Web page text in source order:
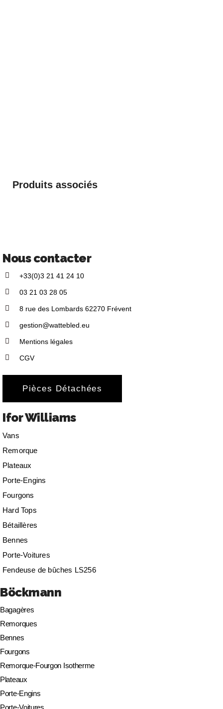
Produits associés
Nous contacter
+33(0)3 21 41 24 10
03 21 03 28 05
8 rue des Lombards 62270 Frévent
gestion@wattebled.eu
Mentions légales
CGV
Pièces Détachées
Ifor Williams
Vans
Remorque
Plateaux
Porte-Engins
Fourgons
Hard Tops
Bétaillères
Bennes
Porte-Voitures
Fendeuse de bûches LS256
Böckmann
Bagagères
Remorques
Bennes
Fourgons
Remorque-Fourgon Isotherme
Plateaux
Porte-Engins
Porte-Voitures